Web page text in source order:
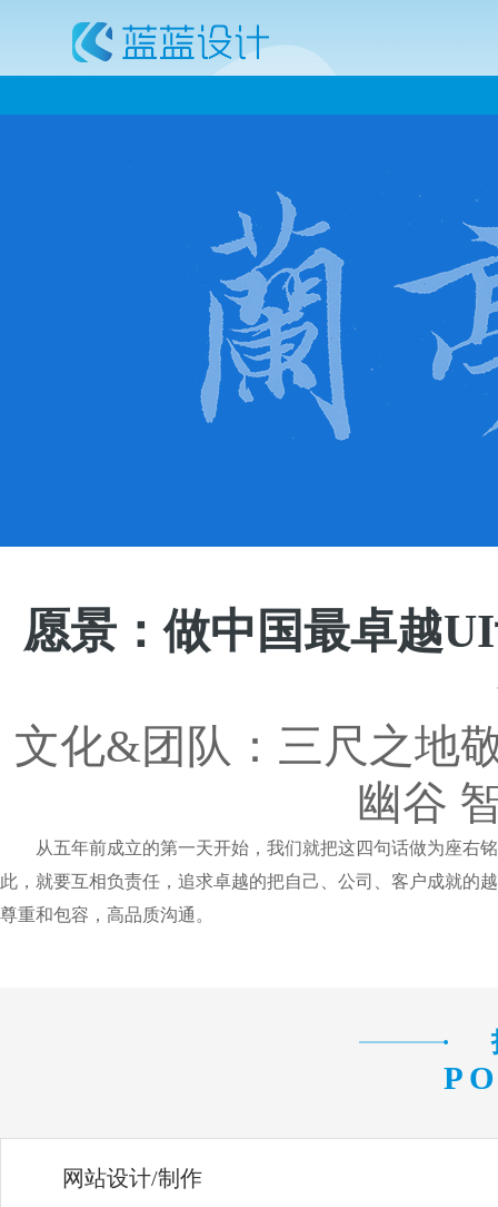
BS界面设计
愿景：做中国最卓越
文化&团队：三尺之地
幽谷
从五年前成立的第一天开始，我们就把这四句话做为座右
此，就要互相负责任，追求卓越的把自己、公司、客户成就的
尊重和包容，高品质沟通。
网站设计/制作